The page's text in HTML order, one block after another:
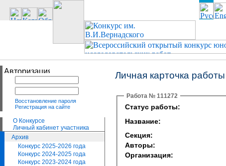
Восстановление пароля
Регистрация на сайте
О Конкурсе
Личный кабинет участника
Архив
Конкурс 2025-2026 года
Конкурс 2024-2025 года
Конкурс 2023-2024 года
Личная карточка работы
Работа № 111272
Статус работы:
Название:
Секция:
Авторы:
Организация: